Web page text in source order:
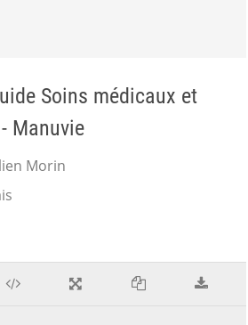
Soins médicaux et
Manuvie
Morin